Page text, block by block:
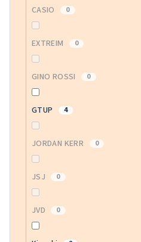
CASIO 0
EXTREIM 0
GINO ROSSI 0
GTUP 4
JORDAN KERR 0
JSJ 0
JVD 0